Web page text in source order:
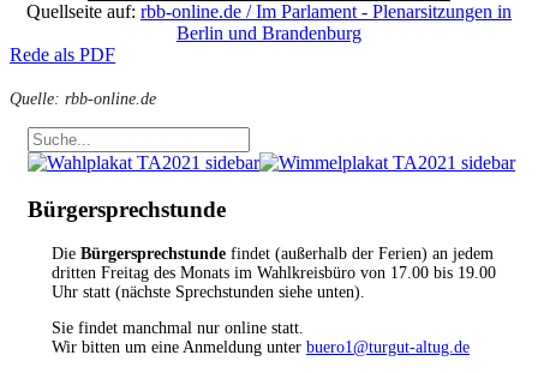
Quellseite auf: rbb-online.de / Im Parlament - Plenarsitzungen in
Berlin und Brandenburg
Rede als PDF
Quelle: rbb-online.de
Bürgersprechstunde
Die Bürgersprechstunde findet (außerhalb der Ferien) an jedem
dritten Freitag des Monats im Wahlkreisbüro von 17.00 bis 19.00
Uhr statt (nächste Sprechstunden siehe unten).
Sie findet manchmal nur online statt.
Wir bitten um eine Anmeldung unter buero1@turgut-altug.de